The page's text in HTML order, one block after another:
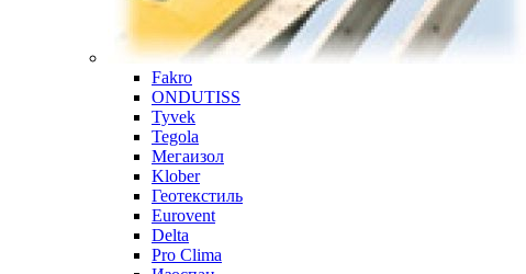
Fakro
ONDUTISS
Tyvek
Tegola
Мегаизол
Klober
Геотекстиль
Eurovent
Delta
Pro Clima